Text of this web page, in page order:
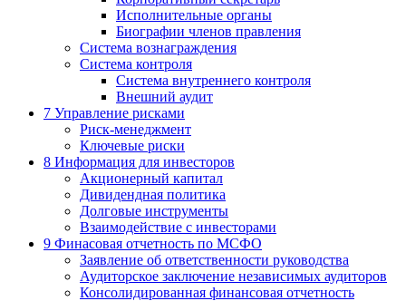
Исполнительные органы
Биографии членов правления
Система вознаграждения
Система контроля
Система внутреннего контроля
Внешний аудит
7 Управление рисками
Риск-менеджмент
Ключевые риски
8 Информация для инвесторов
Акционерный капитал
Дивидендная политика
Долговые инструменты
Взаимодействие с инвеcторами
9 Финасовая отчетность по МСФО
Заявление об ответственности руководства
Аудиторское заключение независимых аудиторов
Консолидированная финансовая отчетность